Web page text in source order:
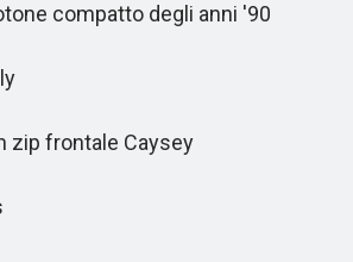
compatto degli anni '90
frontale Caysey